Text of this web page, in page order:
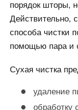
порядок шторы,
Действительно,
способа чистки
помощью пара и
Сухая чистка
удаление
обработку